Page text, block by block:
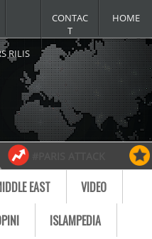
HOME
CONTAC
T
RILIS
VIDEO
EAST
VIDEO
ISLAMPEDIA